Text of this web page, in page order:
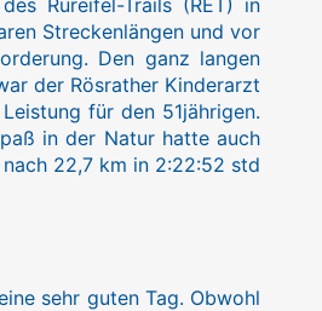
Rureifel-Trails (RET) in
Streckenlängen und vor
Den ganz langen
der Rösrather Kinderarzt
für den 51jährigen.
in der Natur hatte auch
22,7 km in 2:22:52 std
sehr guten Tag. Obwohl